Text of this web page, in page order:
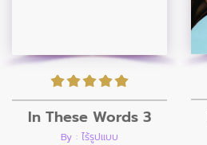
In These Words 3
By : ไร้รูปแบบ